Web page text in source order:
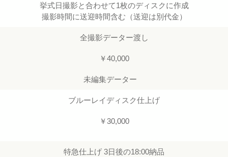
挙式日撮影と合わせて1枚のディスクに作成
撮影時間に送迎時間含む（送迎は別代金）
全撮影データー渡し
￥40,000
未編集データー
ブルーレイディスク仕上げ
￥30,000
特急仕上げ 3日後の18:00納品